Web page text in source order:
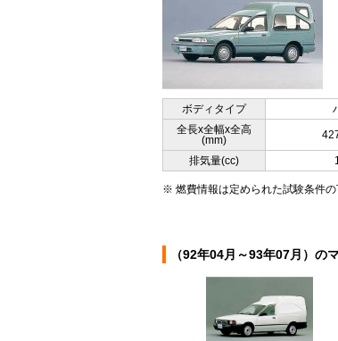
ボディタイプ
全長x全幅x全高
(mm)
排気量(cc)
※ 燃費情報は定められた試験条件の
（92年04月～93年07月）の